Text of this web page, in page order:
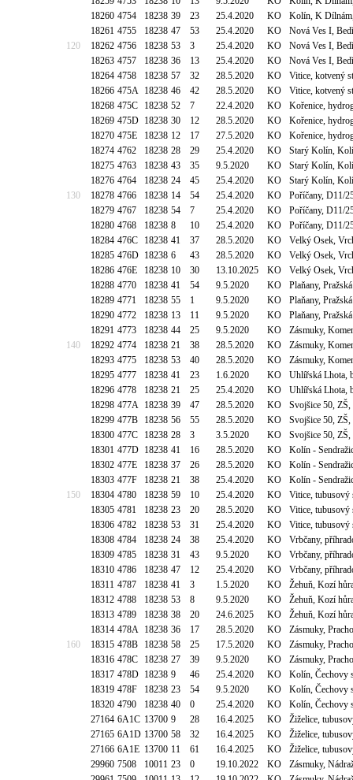
18260 4754 18238 39 23 25.4.2020 KO
Kolín, K
18261 4755 18238 47 53 25.4.2020 KO
Nová Ves I,
120
18262 4756 18238 53 3 25.4.2020 KO
Nová Ves I,
18263 4757 18238 36 13 25.4.2020 KO
Nová Ves I,
18264 4758 18238 57 32 28.5.2020 KO
Vitice, kotvený
18266 475A 18238 46 42 28.5.2020 KO
Vitice, kotvený
18268 475C 18238 52 7 22.4.2020 KO
Kořenice,
18269 475D 18238 30 12 28.5.2020 KO
Kořenice,
18270 475E 18238 12 17 27.5.2020 KO
Kořenice,
18274 4762 18238 28 29 25.4.2020 KO
Starý Kolín,
18275 4763 18238 43 35 9.5.2020 KO
Starý Kolín,
18276 4764 18238 24 45 25.4.2020 KO
Starý Kolín,
130
18278 4766 18238 14 54 25.4.2020 KO
Poříčany, D11/
18279 4767 18238 54 7 25.4.2020 KO
Poříčany, D11/
18280 4768 18238 8 10 25.4.2020 KO
Poříčany, D11/
18284 476C 18238 41 37 28.5.2020 KO
Velký Osek,
18285 476D 18238 6 43 28.5.2020 KO
Velký Osek,
18286 476E 18238 10 30 13.10.2025 KO
Velký Osek,
18288 4770 18238 41 54 9.5.2020 KO
Plaňany,
18289 4771 18238 55 1 9.5.2020 KO
Plaňany,
18290 4772 18238 13 11 9.5.2020 KO
Plaňany,
18291 4773 18238 44 25 9.5.2020 KO
Zásmuky,
140
18292 4774 18238 21 38 28.5.2020 KO
Zásmuky,
18293 4775 18238 53 40 28.5.2020 KO
Zásmuky,
18295 4777 18238 41 23 1.6.2020 KO
Uhlířská Lhota,
18296 4778 18238 21 25 25.4.2020 KO
Uhlířská Lhota,
18298 477A 18238 39 47 28.5.2020 KO
Svojšice 50,
18299 477B 18238 56 55 28.5.2020 KO
Svojšice 50,
18300 477C 18238 28 3 3.5.2020 KO
Svojšice 50,
18301 477D 18238 41 16 28.5.2020 KO
Kolín -
18302 477E 18238 37 26 28.5.2020 KO
Kolín -
18303 477F 18238 21 38 25.4.2020 KO
Kolín -
150
18304 4780 18238 59 10 25.4.2020 KO
Vitice, tubusový
18305 4781 18238 23 20 28.5.2020 KO
Vitice, tubusový
18306 4782 18238 53 31 25.4.2020 KO
Vitice, tubusový
18308 4784 18238 24 38 25.4.2020 KO
Vrbčany,
18309 4785 18238 31 43 9.5.2020 KO
Vrbčany,
18310 4786 18238 47 12 25.4.2020 KO
Vrbčany,
18311 4787 18238 41 3 1.5.2020 KO
Žehuň, Kozí
18312 4788 18238 53 8 9.5.2020 KO
Žehuň, Kozí
18313 4789 18238 38 20 24.6.2025 KO
Žehuň, Kozí
18314 478A 18238 36 17 28.5.2020 KO
Zásmuky,
160
18315 478B 18238 58 25 17.5.2020 KO
Zásmuky,
18316 478C 18238 27 39 9.5.2020 KO
Zásmuky,
18317 478D 18238 9 46 25.4.2020 KO
Kolín, Čechovy
18319 478F 18238 23 54 9.5.2020 KO
Kolín, Čechovy
18320 4790 18238 40 0 25.4.2020 KO
Kolín, Čechovy
27164 6A1C 13700 9 28 16.4.2025 KO
Žiželice,
27165 6A1D 13700 58 32 16.4.2025 KO
Žiželice,
27166 6A1E 13700 11 61 16.4.2025 KO
Žiželice,
29960 7508 10011 23 0 19.10.2022 KO
Zásmuky,